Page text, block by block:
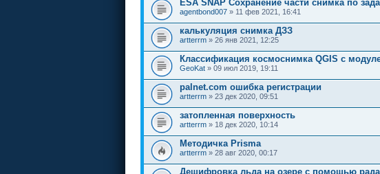
ESA SNAP Сохранение части снимка по
agentbond007 » 11 фев 2021, 16:41
калькуляция снимка ДЗЗ
artterrm » 26 янв 2021, 12:25
Классификация космоснимка QGIS с
GeoKat » 09 июл 2019, 19:11
palnet.com ошибка регистрации
artterrm » 23 дек 2020, 09:51
затопленная поверхность
artterrm » 18 дек 2020, 10:14
Методичка Prisma
artterrm » 28 авг 2020, 00:17
Дешифровка льда на озере с помощью